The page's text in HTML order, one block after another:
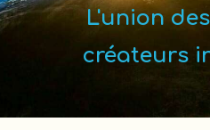
L'union
créateurs